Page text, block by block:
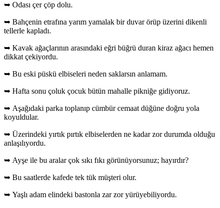
➥ Odası çer çöp dolu.
➥ Bahçenin etrafına yarım yamalak bir duvar örüp üzerini dikenli
tellerle kapladı.
➥ Kavak ağaçlarının arasındaki eğri büğrü duran kiraz ağacı hemen
dikkat çekiyordu.
➥ Bu eski püskü elbiseleri neden saklarsın anlamam.
➥ Hafta sonu çoluk çocuk bütün mahalle pikniğe gidiyoruz.
➥ Aşağıdaki parka toplanıp cümbür cemaat düğüne doğru yola
koyuldular.
➥ Üzerindeki yırtık pırtık elbiselerden ne kadar zor durumda olduğu
anlaşılıyordu.
➥ Ayşe ile bu aralar çok sıkı fıkı görünüyorsunuz; hayırdır?
➥ Bu saatlerde kafede tek tük müşteri olur.
➥ Yaşlı adam elindeki bastonla zar zor yürüyebiliyordu.